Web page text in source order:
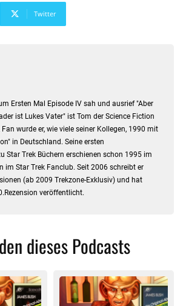
Twitter
Ersten Mal Episode IV sah und ausrief "Aber
ist Lukes Vater" ist Tom der Science Fiction
wurde er, wie viele seiner Kollegen, 1990 mit
in Deutschland. Seine ersten
Star Trek Büchern erschienen schon 1995 im
im Star Trek Fanclub. Seit 2006 schreibt er
(ab 2009 Trekzone-Exklusiv) und hat
veröffentlicht.
dieses Podcasts